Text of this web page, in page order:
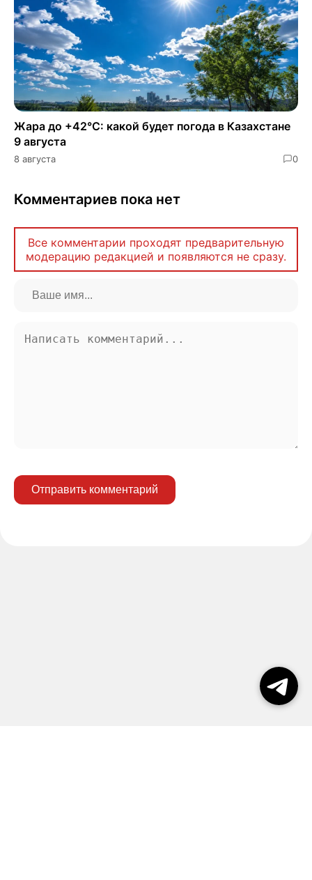
Жара до +42°C: какой будет погода в Казахстане
9 августа
8 августа 0
Комментариев пока нет
Все комментарии проходят предварительную
модерацию редакцией и появляются не сразу.
Отправить комментарий